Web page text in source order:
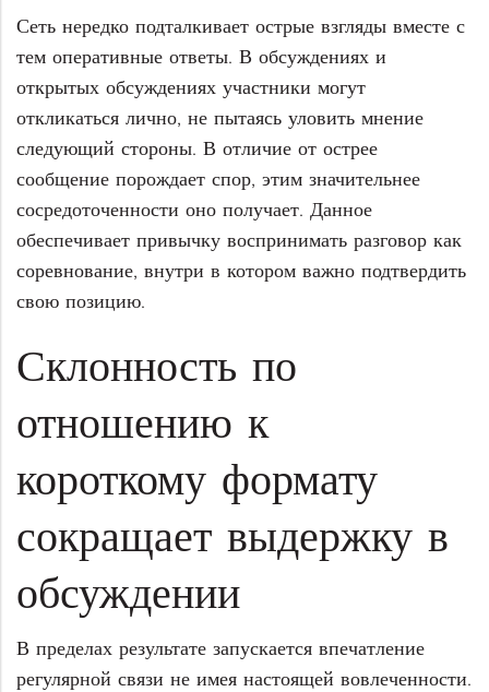
Сеть нередко подталкивает острые взгляды вместе с
тем оперативные ответы. В обсуждениях и
открытых обсуждениях участники могут
откликаться лично, не пытаясь уловить мнение
следующий стороны. В отличие от острее
сообщение порождает спор, этим значительнее
сосредоточенности оно получает. Данное
обеспечивает привычку воспринимать разговор как
соревнование, внутри в котором важно подтвердить
свою позицию.
Склонность по
отношению к
короткому формату
сокращает выдержку в
обсуждении
В пределах результате запускается впечатление
регулярной связи не имея настоящей вовлеченности.